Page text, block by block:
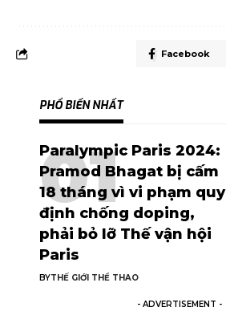
Facebook
PHỔ BIẾN NHẤT
Paralympic Paris 2024:
Pramod Bhagat bị cấm
18 tháng vì vi phạm quy
định chống doping,
phải bỏ lỡ Thế vận hội
Paris
BYTHẾ GIỚI THỂ THAO
- ADVERTISEMENT -